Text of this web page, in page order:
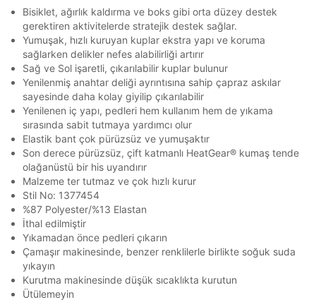
İşbankası Maximum 6
Akbank Axess
Ziraat Bankası Ziraat Bankası 4
QNB QNB
AnadoluBank World
Bisiklet, ağırlık kaldırma ve boks gibi orta düzey destek
gerektiren aktivitelerde stratejik destek sağlar.
Yumuşak, hızlı kuruyan kuplar ekstra yapı ve koruma
sağlarken delikler nefes alabilirliği artırır
Sağ ve Sol işaretli, çıkarılabilir kuplar bulunur
Yenilenmiş anahtar deliği ayrıntısına sahip çapraz askılar
sayesinde daha kolay giyilip çıkarılabilir
Yenilenen iç yapı, pedleri hem kullanım hem de yıkama
sırasında sabit tutmaya yardımcı olur
Elastik bant çok pürüzsüz ve yumuşaktır
Son derece pürüzsüz, çift katmanlı HeatGear® kumaş tende
olağanüstü bir his uyandırır
Malzeme ter tutmaz ve çok hızlı kurur
Stil No: 1377454
%87 Polyester/%13 Elastan
İthal edilmiştir
Yıkamadan önce pedleri çıkarın
Çamaşır makinesinde, benzer renklilerle birlikte soğuk suda
yıkayın
Kurutma makinesinde düşük sıcaklıkta kurutun
Ütülemeyin
Beden Seçin
Mağazada Bul
Stok Bildirimi
Ürün stoklara geldiğindemail adresinize
bildirim göndereceğiz.
Kapat
Term Of Use
Kapat
ipsum
Kapat
aşağıdaki bilgileri giriniz.
E-posta Adresi *
Sipariş Numaranız *
Sorgula
En az 8 karakter
Bir küçük harf karakter
Bir rakam
Bir büyük harf
En az 1 özel karakter
Aşağıdakileri okudum ve kabul ediyorum:
Kişisel verilerinizAydınlatma Metni,Hüküm ve Koşullar
uyarınca işlenecektir. Kişisel verilerimin Doğuş
Perakende Satış Giyim ve Aksesuar Ticaret A.Ş.
tarafından ticari elektronik ileti gönderilmesi amacıyla
işlenmesini kabul ediyorum.
Sms
E-mail
Çağrı Merkezi / Arama
Kişisel verilerimin Doğuş Perakende Satış Giyim ve
Aksesuar Ticaret A.Ş. bünyesinde yer alan
markalara ait ürünlerin bana özel pazarlanması ve
verilerimin kişiselleştirilmiş reklamcılık faaliyeti
amacıyla işlenmesini kabul ediyorum.
sn
SMS Onay Kodu
Bilgilerinizi güncellemek için lütfen telefonunuza SMS
ile gelen kodu girerek telefon numaranızı doğrulayın.
GÖNDER
sn
SMS Onay Kodu
Bilgilerinizi güncellemek için lütfen telefonunuza SMS
ile gelen kodu girerek telefon numaranızı doğrulayın.
GÖNDER